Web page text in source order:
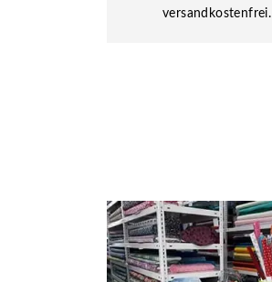
versandkostenfrei.